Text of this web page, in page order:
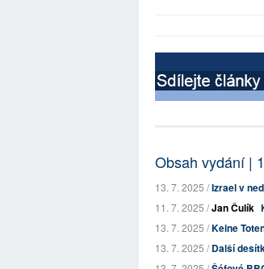
Obsah vydání |
13. 7. 2025 /Izrael v
11. 7. 2025 /Jan Čulík
13. 7. 2025 /Keine
13. 7. 2025 /Další